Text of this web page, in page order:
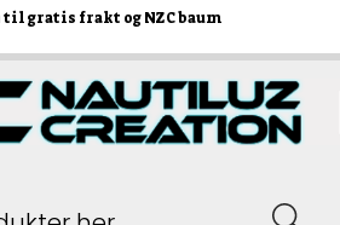
til gratis frakt og NZC baum